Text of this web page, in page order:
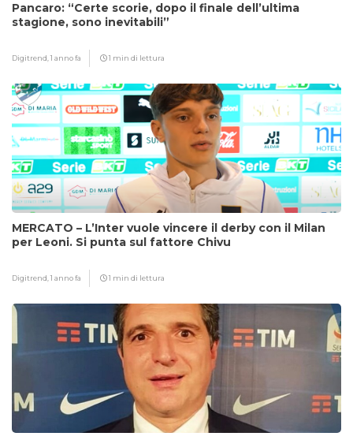
Pancaro: “Certe scorie, dopo il finale dell’ultima
stagione, sono inevitabili”
Digitrend,1 anno fa 1 min di lettura
MERCATO – L’Inter vuole vincere il derby con il Milan
per Leoni. Si punta sul fattore Chivu
Digitrend,1 anno fa 1 min di lettura